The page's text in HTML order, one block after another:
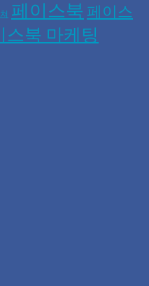
페이스북 페이스
스북 마케팅